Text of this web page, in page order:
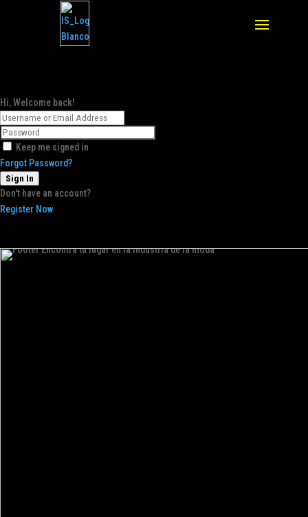
Hi, Welcome back!
Keep me signed in
Forgot Password?
Sign In
Don't have an account?
Register Now